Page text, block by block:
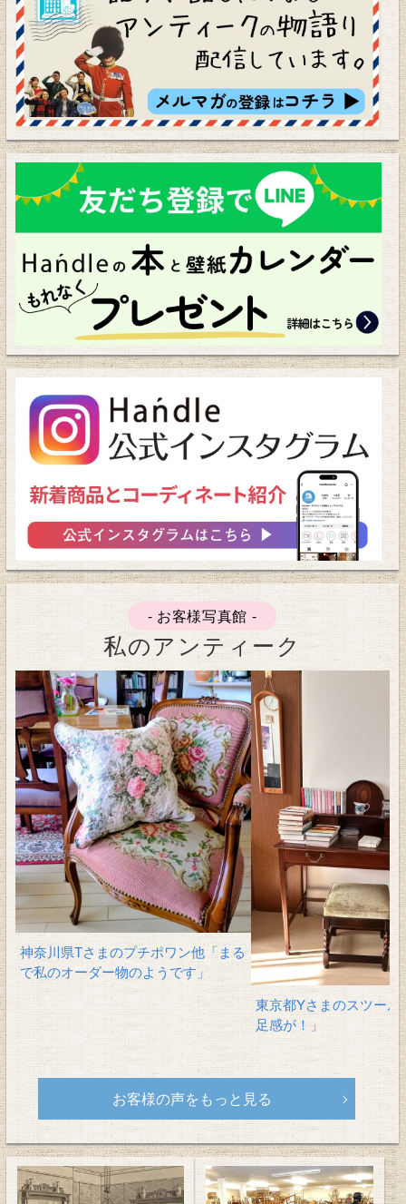
- お客様写真館 -
私のアンティーク
神奈川県Tさまのプチポワン他「まる
で私のオーダー物のようです」
東京都Yさまのスツール
足感が！」
お客様の声をもっと見る